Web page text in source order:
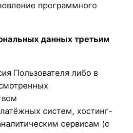
программного
данных третьим
Пользователя либо в
систем, хостинг-
сервисам (с